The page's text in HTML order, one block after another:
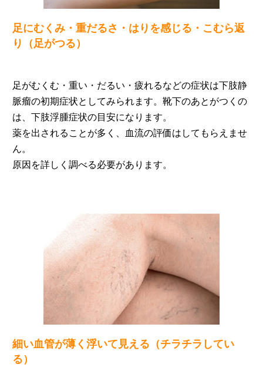
足にむくみ・重だるさ・はりを感じる・こむら返
り（足がつる）
足がむくむ・重い・だるい・疲れるなどの症状は下肢静
脈瘤の初期症状としてみられます。靴下のあとがつくの
は、下肢浮腫症状の目安になります。
薬を出されることが多く、血流の評価はしてもらえませ
ん。
原因を詳しく調べる必要があります。
細い血管が薄く浮いて見える（チラチラしてい
る）